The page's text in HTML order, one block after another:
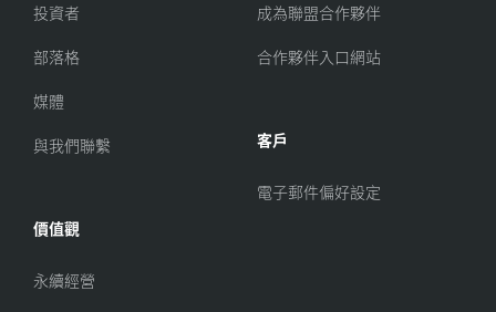
投資者
部落格
媒體
與我們聯繫
價值觀
永續經營
成為聯盟合作夥伴
合作夥伴入口網站
客戶
電子郵件偏好設定